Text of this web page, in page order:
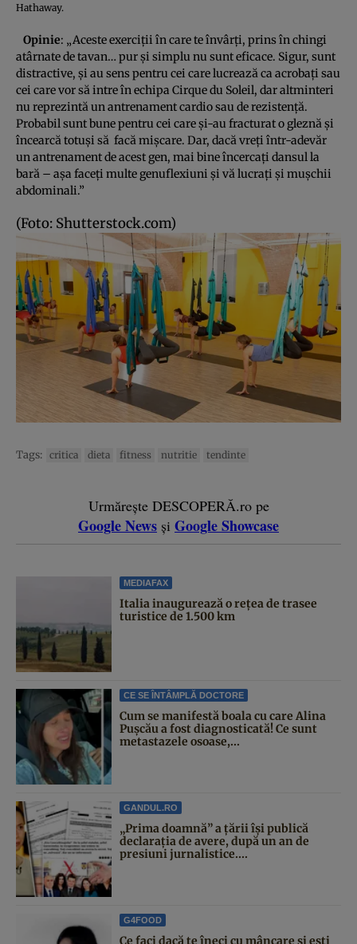
Hathaway.
Opinie: „Aceste exerciţii în care te învârţi, prins în chingi
atârnate de tavan… pur şi simplu nu sunt eficace. Sigur, sunt
distractive, şi au sens pentru cei care lucrează ca acrobaţi sau
cei care vor să intre în echipa Cirque du Soleil, dar altminteri
nu reprezintă un antrenament cardio sau de rezistenţă.
Probabil sunt bune pentru cei care şi-au fracturat o gleznă şi
încearcă totuşi să facă mişcare. Dar, dacă vreţi într-adevăr
un antrenament de acest gen, mai bine încercaţi dansul la
bară – aşa faceţi multe genuflexiuni şi vă lucraţi şi muşchii
abdominali.”
(Foto: Shutterstock.com)
Tags: critica dieta fitness nutritie tendinte
Urmărește DESCOPERĂ.ro pe
Google News și Google Showcase
MEDIAFAX
Italia inaugurează o rețea de trasee
turistice de 1.500 km
CE SE ÎNTÂMPLĂ DOCTORE
Cum se manifestă boala cu care Alina
Pușcău a fost diagnosticată! Ce sunt
metastazele osoase,...
GANDUL.RO
„Prima doamnă” a țării își publică
declarația de avere, după un an de
presiuni jurnalistice....
G4FOOD
Ce faci dacă te îneci cu mâncare și ești